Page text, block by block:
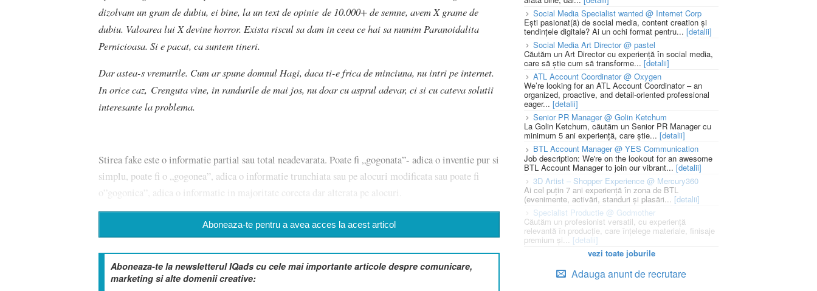
dizolvam un gram de dubiu, ei bine, la un text de opinie de 10.000+ de semne, avem X grame de
dubiu. Valoarea lui X devine horror. Exista riscul sa dam in ceea ce hai sa numim Paranoidalita
Pernicioasa. Si e pacat, ca suntem tineri.
Dar astea-s vremurile. Cum ar spune domnul Hagi, daca ti-e frica de minciuna, nu intri pe internet.
In orice caz, Crenguta vine, in randurile de mai jos, nu doar cu asprul adevar, ci si cu cateva solutii
interesante la problema.
Stirea fake este o informatie partial sau total neadevarata. Poate fi „gogonata”- adica o inventie pur si
simplu, poate fi o „gogonea”, adica o informatie trunchiata sau pe alocuri modificata sau poate fi
o”gogonica”, adica o informatie in majoritate corecta dar alterata pe alocuri.
Aboneaza-te pentru a avea acces la acest articol
Aboneaza-te la newsletterul IQads cu cele mai importante articole despre comunicare,
marketing si alte domenii creative:
Social Media Specialist wanted @ Internet Corp
Ești pasionat(ă) de social media, content creation și
tendințele digitale? Ai un ochi format pentru... [detalii]
Social Media Art Director @ pastel
Căutăm un Art Director cu experiență în social media,
care să știe cum să transforme... [detalii]
ATL Account Coordinator @ Oxygen
We’re looking for an ATL Account Coordinator – an
organized, proactive, and detail-oriented professional
eager... [detalii]
Senior PR Manager @ Golin Ketchum
La Golin Ketchum, căutăm un Senior PR Manager cu
minimum 5 ani experiență, care știe... [detalii]
BTL Account Manager @ YES Communication
Job description: We're on the lookout for an awesome
BTL Account Manager to join our vibrant... [detalii]
3D Artist – Shopper Experience @ Mercury360
Ai cel puțin 7 ani experiență în zona de BTL
(evenimente, activări, standuri și plasări... [detalii]
Specialist Productie @ Godmother
Căutăm un profesionist versatil, cu experiență
relevantă în producție, care înțelege materiale, finisaje
premium și... [detalii]
vezi toate joburile
Adauga anunt de recrutare